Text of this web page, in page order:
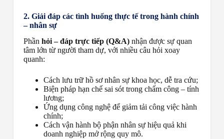
2. Giải đáp các tình huống thực tế trong hành chính
– nhân sự
Phần hỏi – đáp trực tiếp (Q&A)nhận được sự quan
tâm lớn từ người tham dự, với nhiều câu hỏi xoay
quanh:
Cách lưu trữ hồ sơ nhân sự khoa học, dễ tra cứu;
Biện pháp hạn chế sai sót trong chấm công – tính
lương;
Ứng dụng công nghệ để giảm tải công việc hành
chính;
Cách vận hành bộ phận nhân sự hiệu quả khi
doanh nghiệp mở rộng quy mô.